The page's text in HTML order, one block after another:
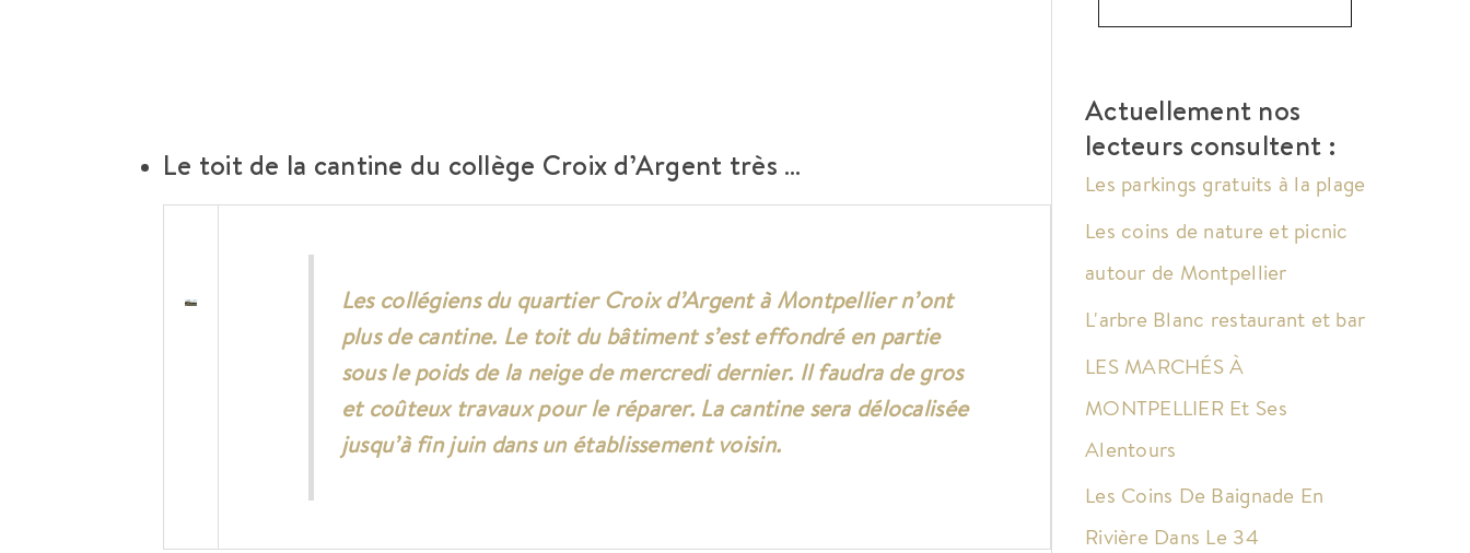
Le toit de la cantine du collège Croix d’Argent très …
Les collégiens du quartier Croix d’Argent à Montpellier n’ont
plus de cantine. Le toit du bâtiment s’est effondré en partie
sous le poids de la neige de mercredi dernier. Il faudra de gros
et coûteux travaux pour le réparer. La cantine sera délocalisée
jusqu’à fin juin dans un établissement voisin.
Actuellement nos
lecteurs consultent :
Les parkings gratuits à la plage
Les coins de nature et picnic
autour de Montpellier
L'arbre Blanc restaurant et bar
LES MARCHÉS À
MONTPELLIER Et Ses
Alentours
Les Coins De Baignade En
Rivière Dans Le 34